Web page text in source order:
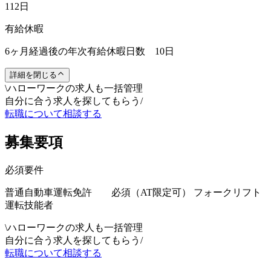
112日
有給休暇
6ヶ月経過後の年次有給休暇日数 10日
詳細を閉じる
\ハローワークの求人も一括管理
自分に合う求人を探してもらう /
転職について相談する
募集要項
必須要件
普通自動車運転免許 必須（AT限定可） フォークリフト
運転技能者
\ハローワークの求人も一括管理
自分に合う求人を探してもらう /
転職について相談する